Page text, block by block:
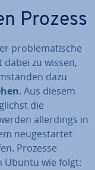
Prozess
pro­ble­ma­ti­sche
dabei zu wissen,
dazu
. Aus diesem
die
al­ler­dings in
neu­ge­star­tet
Prozesse
Ubuntu wie folgt: